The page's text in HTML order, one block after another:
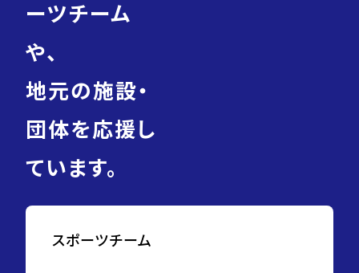
ーツチーム
や、
地元の施設・
団体を応援し
ています。
スポーツチーム